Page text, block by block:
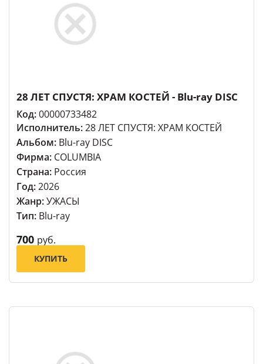
28 ЛЕТ СПУСТЯ: ХРАМ КОСТЕЙ - Blu-ray DISC
Код:00000733482
Исполнитель:28 ЛЕТ СПУСТЯ: ХРАМ КОСТЕЙ
Альбом: Blu-ray DISC
Фирма: COLUMBIA
Страна: Россия
Год:2026
Жанр:УЖАСЫ
Тип: Blu-ray
700 руб.
КУПИТЬ